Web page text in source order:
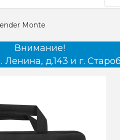
Monte
Внимание!
д.143 и г.